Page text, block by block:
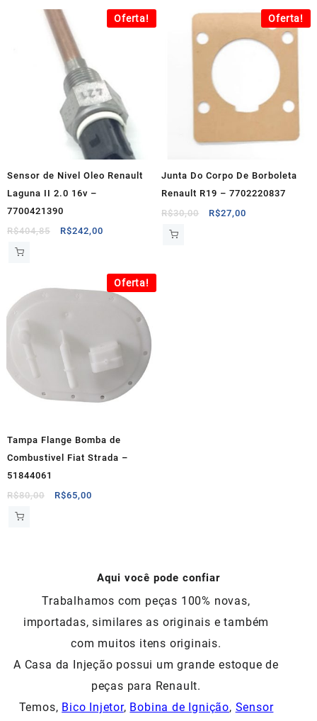
era:
R$800,00.
é:
R$720,00.
era:
é:
R$65,00.
Oferta!
Sensor de Nivel Oleo Renault
Laguna II 2.0 16v –
7700421390
R$404,85
O
R$404,85.
R$242,00
é:
R$242,00.
Oferta!
Junta Do Corpo De Borboleta
Renault R19 – 7702220837
R$30,00
O
R$27,00
Oferta!
Tampa Flange Bomba de
Combustivel Fiat Strada –
51844061
R$80,00
O
R$65,00
Aqui você pode confiar
Trabalhamos com peças 100% novas,
importadas, similares as originais e também
com muitos itens originais.
A Casa da Injeção possui um grande estoque de
peças para Renault.
Temos, Bico Injetor, Bobina de Ignição, Sensor